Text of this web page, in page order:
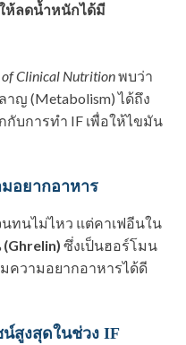
ห้ลดน้ำหนักได้มี
Clinical Nutritionพบว่า
าญ (Metabolism) ได้ถึง
กับการทำ IF เพื่อให้ไขมัน
อยากอาหาร
ทนไม่ไหว แต่คาเฟอีนใน
ซึ่งเป็นฮอร์โมน
ความอยากอาหารได้ดี
สูงสุดในช่วง IF